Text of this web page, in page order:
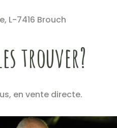
L-7416 Brouch
trouver?
en vente directe.